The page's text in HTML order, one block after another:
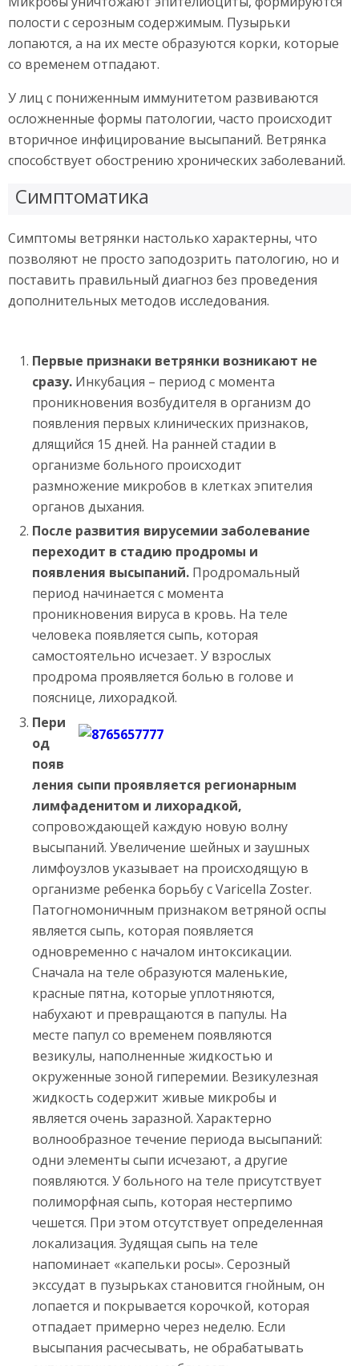
полости с серозным содержимым. Пузырьки
лопаются, а на их месте образуются корки, которые
со временем отпадают.
У лиц с пониженным иммунитетом развиваются
осложненные формы патологии, часто происходит
вторичное инфицирование высыпаний. Ветрянка
способствует обострению хронических заболеваний.
Симптоматика
Симптомы ветрянки настолько характерны, что
позволяют не просто заподозрить патологию, но и
поставить правильный диагноз без проведения
дополнительных методов исследования.
Первые признаки ветрянки возникают не
сразу. Инкубация – период с момента
проникновения возбудителя в организм до
появления первых клинических признаков,
длящийся 15 дней. На ранней стадии в
организме больного происходит
размножение микробов в клетках эпителия
органов дыхания.
После развития вирусемии заболевание
переходит в стадию продромы и
появления высыпаний. Продромальный
период начинается с момента
проникновения вируса в кровь. На теле
человека появляется сыпь, которая
самостоятельно исчезает. У взрослых
продрома проявляется болью в голове и
пояснице, лихорадкой.
Пери
од
появ
ления сыпи проявляется регионарным
лимфаденитом и лихорадкой,
сопровождающей каждую новую волну
высыпаний. Увеличение шейных и заушных
лимфоузлов указывает на происходящую в
организме ребенка борьбу с Varicella Zoster.
Патогномоничным признаком ветряной оспы
является сыпь, которая появляется
одновременно с началом интоксикации.
Сначала на теле образуются маленькие,
красные пятна, которые уплотняются,
набухают и превращаются в папулы. На
месте папул со временем появляются
везикулы, наполненные жидкостью и
окруженные зоной гиперемии. Везикулезная
жидкость содержит живые микробы и
является очень заразной. Характерно
волнообразное течение периода высыпаний:
одни элементы сыпи исчезают, а другие
появляются. У больного на теле присутствует
полиморфная сыпь, которая нестерпимо
чешется. При этом отсутствует определенная
локализация. Зудящая сыпь на теле
напоминает «капельки росы». Серозный
экссудат в пузырьках становится гнойным, он
лопается и покрывается корочкой, которая
отпадает примерно через неделю. Если
высыпания расчесывать, не обрабатывать